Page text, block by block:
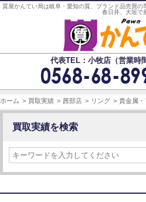
質屋かんてい局は岐阜・愛知の質、ブランド品売買の
春日井、大垣で
代表TEL：小牧店（営業時
ホーム 買取実績 茜部店 リング 貴金属
買取実績を検索